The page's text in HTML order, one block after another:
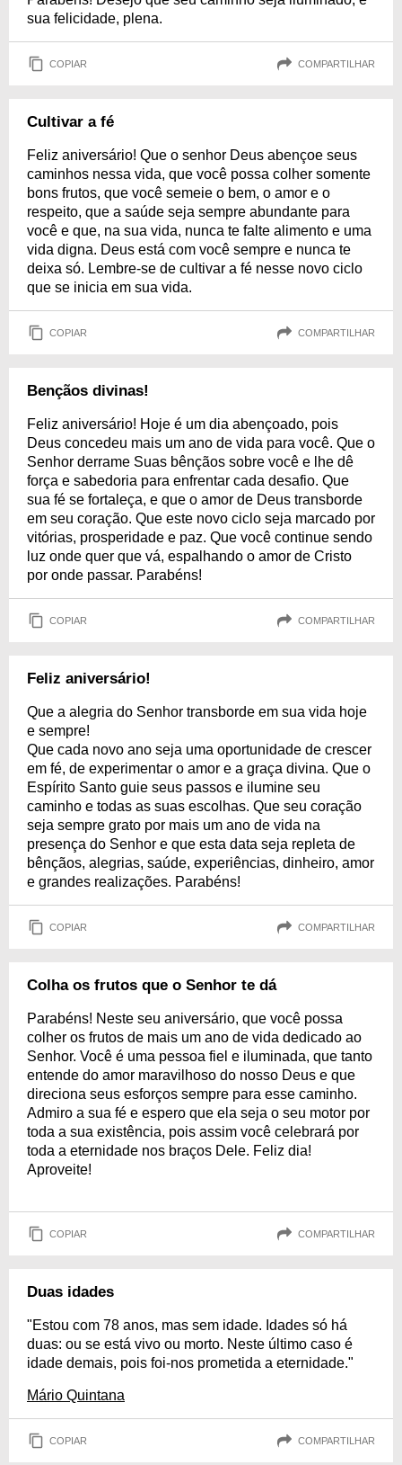
sua felicidade, plena.
COPIAR COMPARTILHAR
Cultivar a fé
Feliz aniversário! Que o senhor Deus abençoe seus
caminhos nessa vida, que você possa colher somente
bons frutos, que você semeie o bem, o amor e o
respeito, que a saúde seja sempre abundante para
você e que, na sua vida, nunca te falte alimento e uma
vida digna. Deus está com você sempre e nunca te
deixa só. Lembre-se de cultivar a fé nesse novo ciclo
que se inicia em sua vida.
COPIAR COMPARTILHAR
Bençãos divinas!
Feliz aniversário! Hoje é um dia abençoado, pois
Deus concedeu mais um ano de vida para você. Que o
Senhor derrame Suas bênçãos sobre você e lhe dê
força e sabedoria para enfrentar cada desafio. Que
sua fé se fortaleça, e que o amor de Deus transborde
em seu coração. Que este novo ciclo seja marcado por
vitórias, prosperidade e paz. Que você continue sendo
luz onde quer que vá, espalhando o amor de Cristo
por onde passar. Parabéns!
COPIAR COMPARTILHAR
Feliz aniversário!
Que a alegria do Senhor transborde em sua vida hoje
e sempre!
Que cada novo ano seja uma oportunidade de crescer
em fé, de experimentar o amor e a graça divina. Que o
Espírito Santo guie seus passos e ilumine seu
caminho e todas as suas escolhas. Que seu coração
seja sempre grato por mais um ano de vida na
presença do Senhor e que esta data seja repleta de
bênçãos, alegrias, saúde, experiências, dinheiro, amor
e grandes realizações. Parabéns!
COPIAR COMPARTILHAR
Colha os frutos que o Senhor te dá
Parabéns! Neste seu aniversário, que você possa
colher os frutos de mais um ano de vida dedicado ao
Senhor. Você é uma pessoa fiel e iluminada, que tanto
entende do amor maravilhoso do nosso Deus e que
direciona seus esforços sempre para esse caminho.
Admiro a sua fé e espero que ela seja o seu motor por
toda a sua existência, pois assim você celebrará por
toda a eternidade nos braços Dele. Feliz dia!
Aproveite!
COPIAR COMPARTILHAR
Duas idades
"Estou com 78 anos, mas sem idade. Idades só há
duas: ou se está vivo ou morto. Neste último caso é
idade demais, pois foi-nos prometida a eternidade."
Mário Quintana
COPIAR COMPARTILHAR